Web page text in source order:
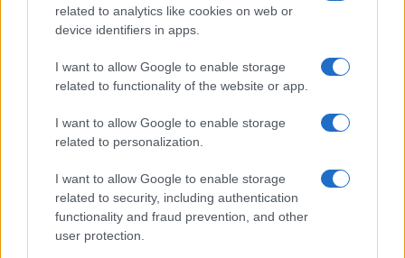
related to analytics like cookies on web or
device identifiers in apps.
I want to allow Google to enable storage
related to functionality of the website or app.
I want to allow Google to enable storage
related to personalization.
I want to allow Google to enable storage
related to security, including authentication
functionality and fraud prevention, and other
user protection.